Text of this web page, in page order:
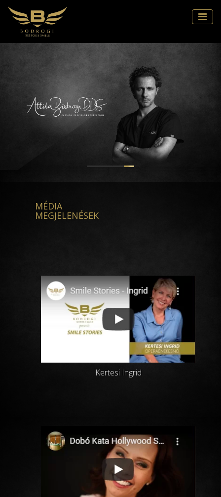
MÉDIA
MEGJELENÉSEK
Kertesi Ingrid